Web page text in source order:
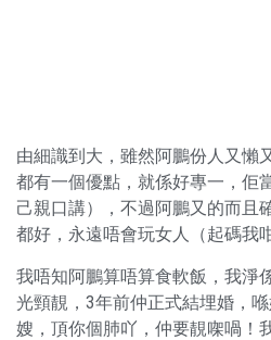
由細識到大，雖然阿鵬份人又懶
都有一個優點，就係好專一，佢
己親口講），不過阿鵬又的而且
都好，永遠唔會玩女人（起碼我
我唔知阿鵬算唔算食軟飯，我淨
光頸靚，3年前仲正式結埋婚，
嫂，頂你個肺吖，仲要靚㗎喎！